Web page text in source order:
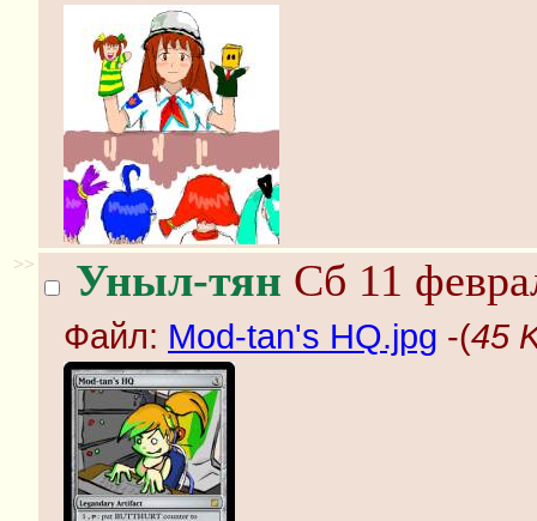
>> Уныл-тян Сб 11
Файл: Mod-tan's HQ.jpg -(45